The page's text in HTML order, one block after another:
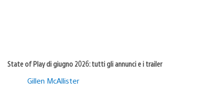
State of Play di giugno 2026: tutti gli annunci e i trailer
Gillen McAllister